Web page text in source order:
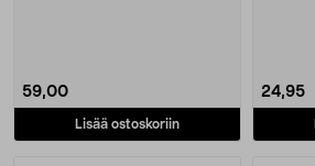
59,00
Lisää ostoskoriin
24,95